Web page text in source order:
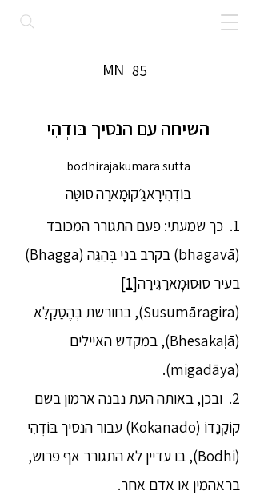
85
MN
השיחה עם הנסיך בּוֹדְהִי
bodhirājakumāra sutta
בּוֹדְהִירָאגַ׳קוּמָארַה סוּטַּה
1. כך שמעתי: פעם התגורר המכובד
(bhagavā) בקרב בני בְּהַגַּה (Bhagga)
בעיר סוּסוּמָארַגִירַה[1]
(Susumāragira), בחורשת בְּהֶסַקַלָא
(Bhesakaḷā), במקדש האיילים
(migadāya).
2. ובכן, באותה העת נבנה ארמון בשם
קוֹקַנַדוֹ (Kokanado) עבור הנסיך בּוֹדְהִי
(Bodhi), בו עדיין לא התגורר אף פרוש,
בראהמין או אדם אחר.